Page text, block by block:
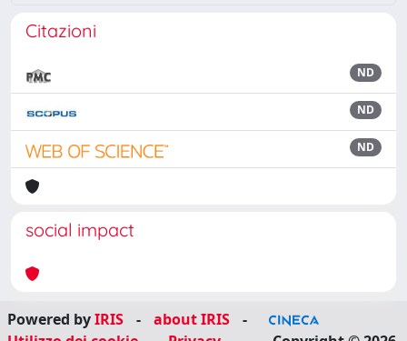
Citazioni
ND
ND
ND
social impact
Powered byIRIS - about IRIS
-